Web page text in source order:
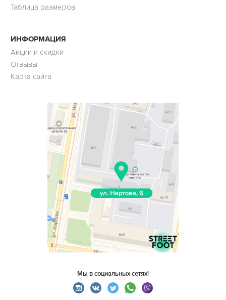
Таблица размеров
ИНФОРМАЦИЯ
Акции и скидки
Отзывы
Карта сайта
Мы в социальных сетях!